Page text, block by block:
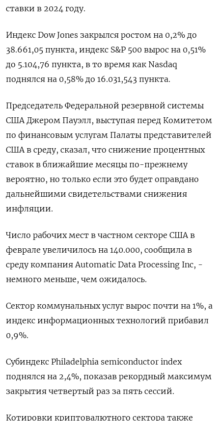
ставки в 2024 году.
Индекс Dow Jones закрылся ростом на 0,2% до
38.661,05 пункта, индекс S&P 500 вырос на 0,51%
до 5.104,76 пункта​, в то время как ​Nasdaq
поднялся на 0,58% до 16.031,543 пункта​.
Председатель Федеральной резервной системы
США Джером Пауэлл, выступая перед Комитетом
по финансовым услугам Палаты представителей
США в среду, сказал, что снижение процентных
ставок в ближайшие месяцы по-прежнему
вероятно, но только если это будет оправдано
дальнейшими свидетельствами снижения
инфляции.
Число рабочих мест в частном секторе США в
феврале увеличилось на 140.000, сообщила в
среду компания Automatic Data Processing Inc, -
немного меньше, чем ожидалось.
Сектор коммунальных услуг вырос почти на 1%, а
индекс информационных технологий прибавил
0,9%.
Субиндекс Philadelphia semiconductor index
поднялся на 2,4%, показав рекордный максимум
закрытия четвертый раз за пять сессий.
Котировки криптовалютного сектора также